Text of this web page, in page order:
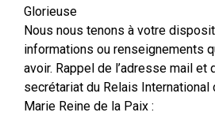
Glorieuse
Nous nous tenons à votre
informations ou renseignements
avoir. Rappel de l’adresse mail et
secrétariat du Relais International
Marie Reine de la Paix :